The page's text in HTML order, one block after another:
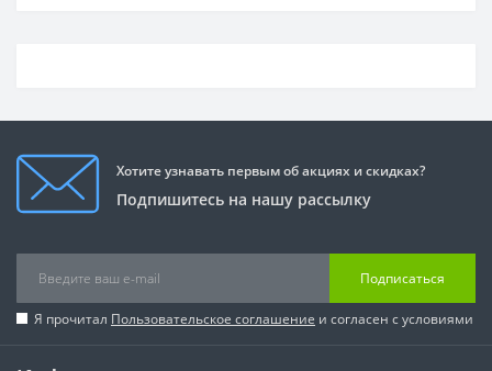
Хотите узнавать первым об акциях и скидках?
Подпишитесь на нашу рассылку
Подписаться
Я прочитал Пользовательское соглашение и согласен с условиями